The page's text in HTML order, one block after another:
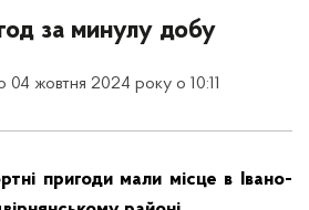
за минулу добу
04 жовтня 2024 року о 10:11
пригоди мали місце в Івано-